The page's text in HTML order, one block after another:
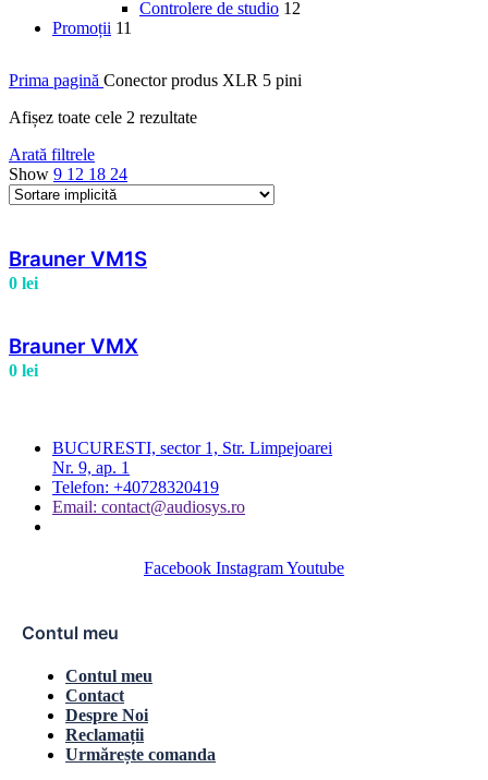
Controlere de studio 12
Promoții 11
Prima pagină Conector produs XLR 5 pini
Afișez toate cele 2 rezultate
Arată filtrele
Show 9 12 18 24
Brauner VM1S
0 lei
Brauner VMX
0 lei
BUCURESTI, sector 1, Str. Limpejoarei
Nr. 9, ap. 1
Telefon: +40728320419
Email: contact@audiosys.ro
Facebook InstagramYoutube
Contul meu
Contul meu
Contact
Despre Noi
Reclamații
Urmărește comanda